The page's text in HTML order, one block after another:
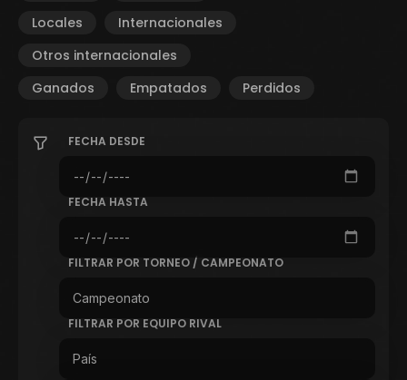
Locales
Internacionales
Otros internacionales
Ganados
Empatados Perdidos
FECHA DESDE
FECHA HASTA
FILTRAR POR TORNEO / CAMPEONATO
FILTRAR POR EQUIPO RIVAL